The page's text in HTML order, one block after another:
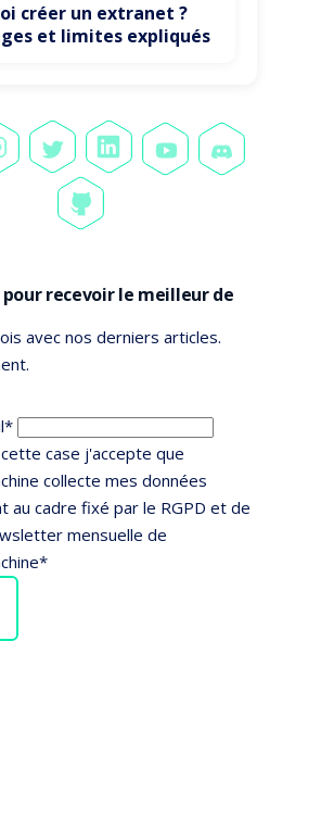
créer un extranet ?
et limites expliqués
pour recevoir le meilleur de
avec nos derniers articles.
case j'accepte que
collecte mes données
au cadre fixé par le RGPD et de
mensuelle de